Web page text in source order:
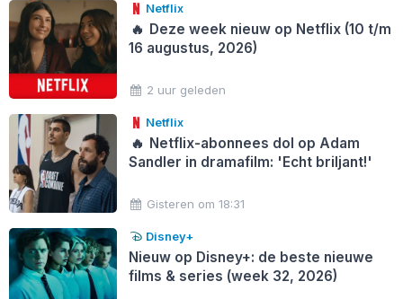
Netflix
🔥 Deze week nieuw op Netflix (10 t/m
16 augustus, 2026)
2 uur geleden
Netflix
🔥 Netflix-abonnees dol op Adam
Sandler in dramafilm: 'Echt briljant!'
Gisteren om 18:31
Disney+
Nieuw op Disney+: de beste nieuwe
films & series (week 32, 2026)